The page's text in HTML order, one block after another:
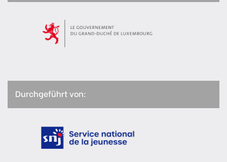
Durchgeführt von: